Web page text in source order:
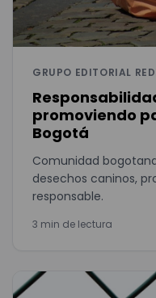
GRUPO EDITORIAL
promoviendo
Bogotá
Comunidad
desechos caninos,
responsable.
3 min de lectura